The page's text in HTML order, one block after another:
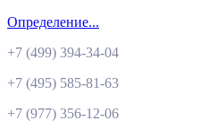
Определение...
+7 (499) 394-34-04
+7 (495) 585-81-63
+7 (977) 356-12-06